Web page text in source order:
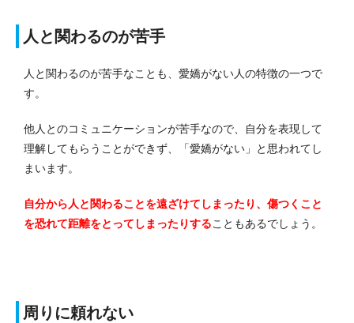
人と関わるのが苦手
人と関わるのが苦手なことも、愛嬌がない人の特徴の一つで
す。
他人とのコミュニケーションが苦手なので、自分を表現して
理解してもらうことができず、「愛嬌がない」と思われてし
まいます。
自分から人と関わることを遠ざけてしまったり、傷つくこと
を恐れて距離をとってしまったりすることもあるでしょう。
周りに頼れない